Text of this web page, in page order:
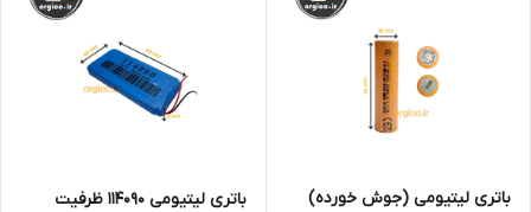
باتری لیتیومی (جوش خورده)
باتری لیتیومی 114090 ظرفیت